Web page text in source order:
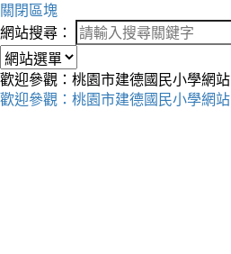
關閉區塊
網站搜尋：
歡迎參觀：桃園市建德國民小學網站
歡迎參觀：桃園市建德國民小學網站